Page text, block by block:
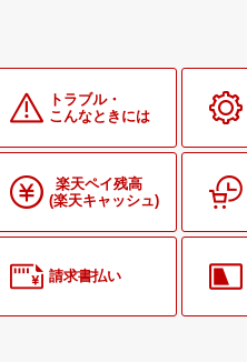
トラブル・
こんなときには
楽天ペイ残高
(楽天キャッシュ)
請求書払い